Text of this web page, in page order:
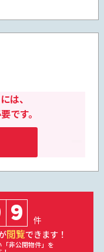
は、
です。
9 件
閲覧できます！
非公開物件」を